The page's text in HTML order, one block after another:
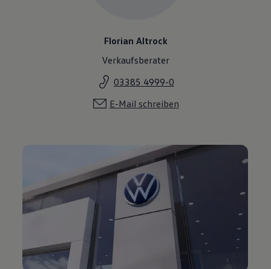
Florian Altrock
Verkaufsberater
03385 4999-0
E-Mail schreiben